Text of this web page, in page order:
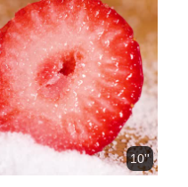
10''